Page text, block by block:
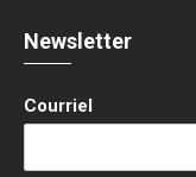
Newsletter
Courriel